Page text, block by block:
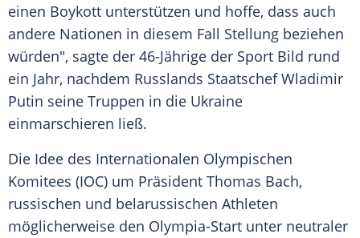
einen Boykott unterstützen und hoffe, dass auch
andere Nationen in diesem Fall Stellung beziehen
würden", sagte der 46-Jährige der Sport Bild rund
ein Jahr, nachdem Russlands Staatschef Wladimir
Putin seine Truppen in die Ukraine
einmarschieren ließ.
Die Idee des Internationalen Olympischen
Komitees (IOC) um Präsident Thomas Bach,
russischen und belarussischen Athleten
möglicherweise den Olympia-Start unter neutraler